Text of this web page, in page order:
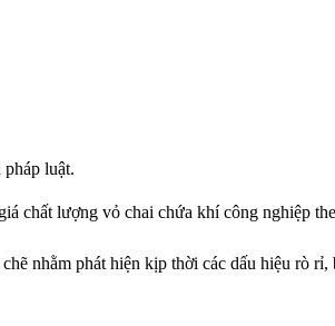
luật.
chất lượng vỏ chai chứa khí công nghiệp
nhằm phát hiện kịp thời các dấu hiệu rò